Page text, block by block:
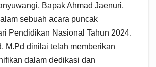
Bapak Ahmad Jaenuri,
sebuah acara puncak
Pendidikan Nasional Tahun 2024.
M.Pd dinilai telah memberikan
dalam dedikasi dan